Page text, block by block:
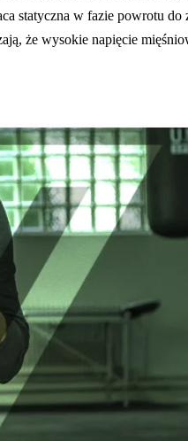
statyczna w fazie powrotu
że wysokie napięcie